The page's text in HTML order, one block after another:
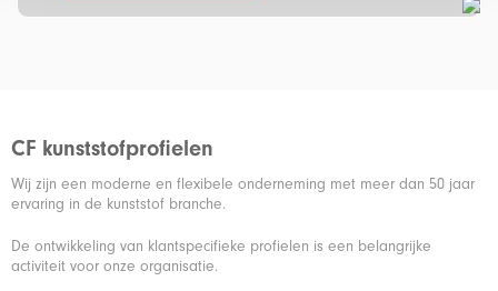
CF kunststofprofielen
Wij zijn een moderne en flexibele onderneming met meer dan 50 jaar
ervaring in de kunststof branche.
De ontwikkeling van klantspecifieke profielen is een belangrijke
activiteit voor onze organisatie.